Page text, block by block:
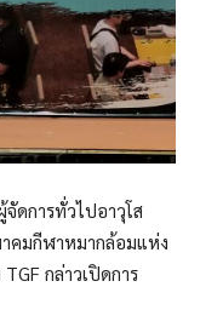
จัดการทั่วไปอาวุโส
คมกีฬาหมากล้อมแห่ง
กล่าวเปิดการ